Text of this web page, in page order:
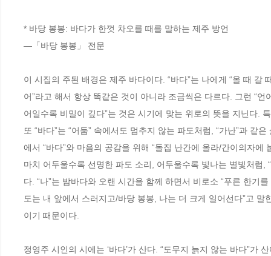
* 바당 봉봉: 바다가 한껏 차오를 때를 말하는 제주 방언
―「바당 봉봉」 전문
이 시집의 주된 배경은 제주 바다이다. “바다”는 나에게 “올 때 갈
어”라고 해서 항상 똑같은 것이 아니라 조금씩은 다르다. 그런 “
어일수록 비밀이 깊다”는 것은 시기에 맞는 위로의 뜻을 지닌다.
또 “바다”는 “어둠” 속에서도 멈추지 않는 파도처럼, “가난”과 같
에서 “바다”와 마음의 공감을 위해 “돌집 난간에 올라/간이의자에
마치 어두울수록 선명한 파도 소리, 어두울수록 빛나는 별빛처럼
다. “나”는 밤바다와 오랜 시간을 함께 하면서 비로소 “푸른 한기
도는 내 앞에서 스러지고/바당 봉봉, 나는 더 크게 일어선다”고
이기 때문이다.
정영주 시인의 시에는 ‘바다’가 산다. “도무지 늙지 않는 바다”가